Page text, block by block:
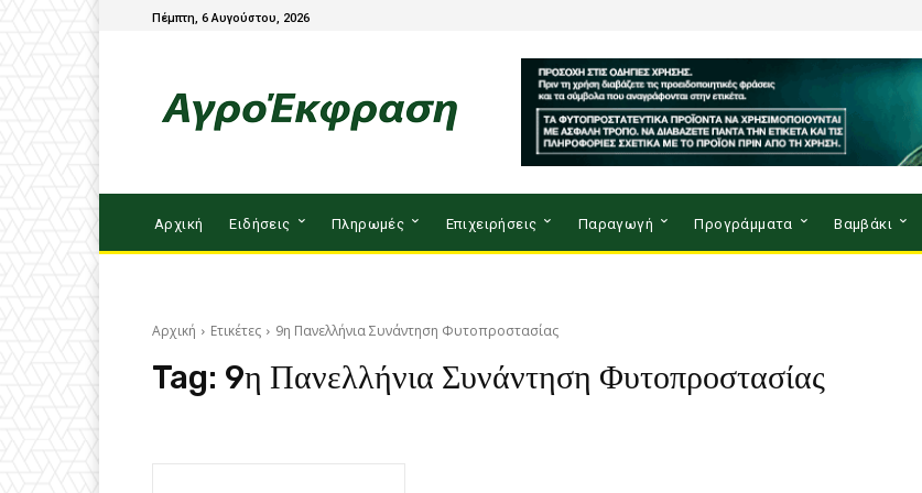
Πέμπτη, 6 Αυγούστου, 2026
Αρχική Ειδήσεις Πληρωμές Επιχειρήσεις Παραγωγή Προγράμματα Βαμβάκι
Αρχική Ετικέτες 9η Πανελλήνια Συνάντηση Φυτοπροστασίας
Tag: 9η Πανελλήνια Συνάντηση Φυτοπροστασίας